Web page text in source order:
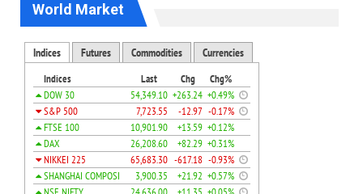
World Market